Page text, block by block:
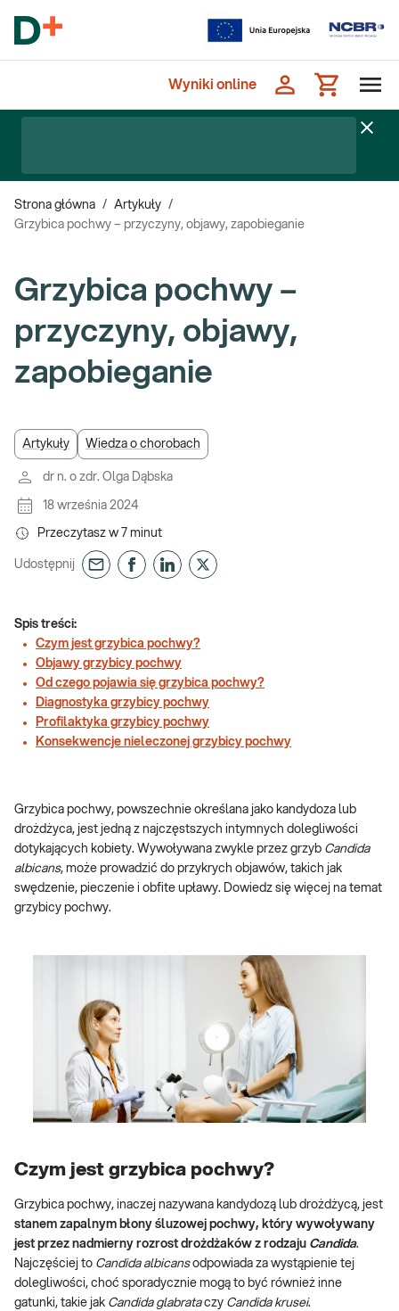
Wyniki online
Strona główna / Artykuły /
Grzybica pochwy – przyczyny, objawy, zapobieganie
Grzybica pochwy –
przyczyny, objawy,
zapobieganie
Artykuły Wiedza o chorobach
dr n. o zdr. Olga Dąbska
18 września 2024
Przeczytasz w 7 minut
Udostępnij
Spis treści:
Czym jest grzybica pochwy?
Objawy grzybicy pochwy
Od czego pojawia się grzybica pochwy?
Diagnostyka grzybicy pochwy
Profilaktyka grzybicy pochwy
Konsekwencje nieleczonej grzybicy pochwy
Grzybica pochwy, powszechnie określana jako kandydoza lub
drożdżyca, jest jedną z najczęstszych intymnych dolegliwości
dotykających kobiety. Wywoływana zwykle przez grzyb Candida
albicans, może prowadzić do przykrych objawów, takich jak
swędzenie, pieczenie i obfite upławy. Dowiedz się więcej na temat
grzybicy pochwy.
Czym jest grzybica pochwy?
Grzybica pochwy, inaczej nazywana kandydozą lub drożdżycą, jest
stanem zapalnym błony śluzowej pochwy, który wywoływany
jest przez nadmierny rozrost drożdżaków z rodzaju Candida.
Najczęściej to Candida albicansodpowiada za wystąpienie tej
dolegliwości, choć sporadycznie mogą to być również inne
gatunki, takie jak Candida glabrataczy Candida krusei.